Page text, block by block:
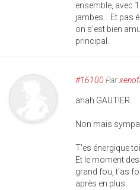
ensemble, avec
jambes... Et pas
on s'est bien
principal.
#16100 Par
ahah GAUTIER.
Non mais
T'es énergique
Et le moment
grand fou, t'as
après en plus.